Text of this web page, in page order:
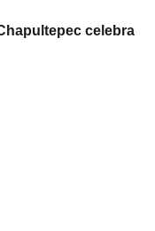
celebra